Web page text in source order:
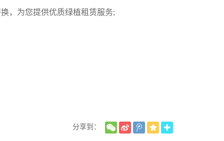
，为您提供优质绿植租赁服务;
分享到：